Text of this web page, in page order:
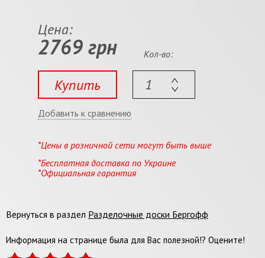
Цена:
2769 грн
Купить
Кол-во:
Добавить к сравнению
*Цены в розничной сети могут быть выше
*Бесплатная доставка по Украине
*Официальная гарантия
Вернуться в раздел Разделочные доски Бергофф
Информация на странице была для Вас полезной!? Оцените!